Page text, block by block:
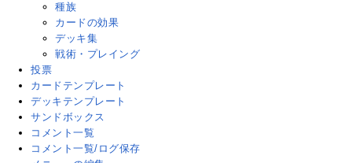
種族
カードの効果
デッキ集
戦術・プレイング
投票
カードテンプレート
デッキテンプレート
サンドボックス
コメント一覧
コメント一覧/ログ保存